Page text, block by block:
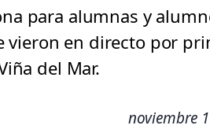
para alumnas y
vieron en directo por
del Mar.
noviembre